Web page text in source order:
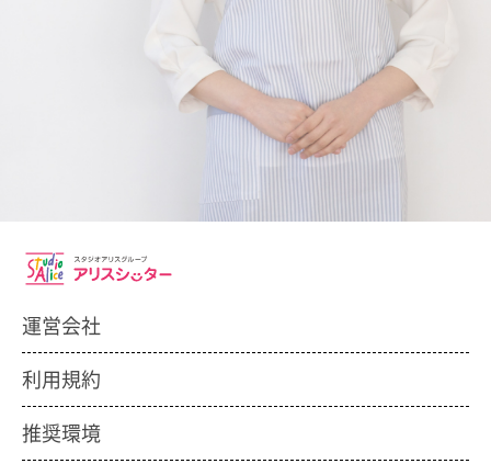
運営会社
利用規約
推奨環境